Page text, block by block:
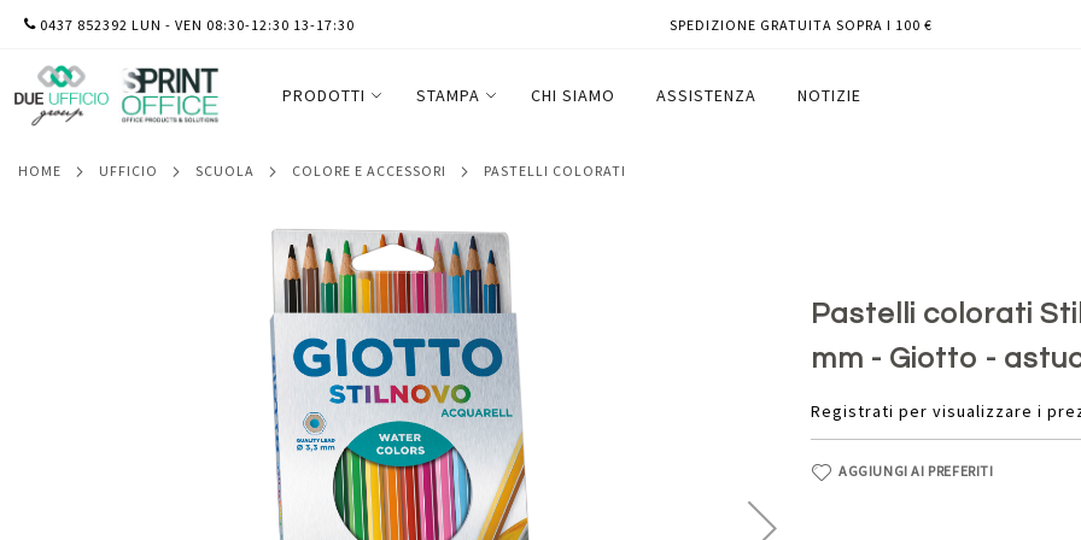
SALTA
CONTENUTO
0437 852392 LUN - VEN 08:30-12:30 13-17:30 SPEDIZIONE GRATUITA SOPRA I 100 €
PRODOTTI STAMPA CHI SIAMO ASSISTENZA NOTIZIE
HOME UFFICIO SCUOLA COLORE E ACCESSORI PASTELLI COLORATI
Pastelli colorati
mm - Giotto -
Registrati per visualizzare i
AGGIUNGI AI PREFERITI
Pastelli colorati Stilnovo Acquarell - diametro mina 3,3 mm - Giotto - astuccio
12 pezzi